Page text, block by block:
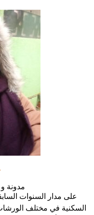
مدونة
على مدار السنوات
السكنية في مختلف